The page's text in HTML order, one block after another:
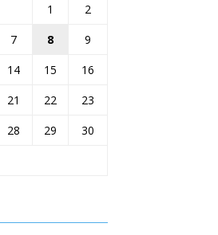
1
2
7 8
9
14 15
16
21 22
23
28 29
30